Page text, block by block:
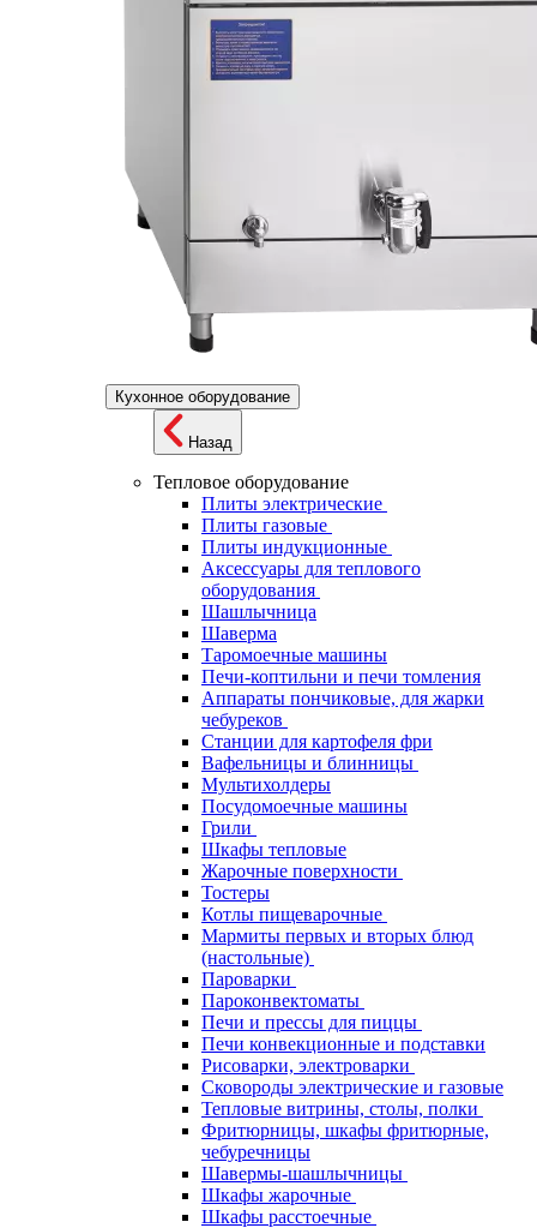
Кухонное оборудование
Назад
Тепловое оборудование
Плиты электрические
Плиты газовые
Плиты индукционные
Аксессуары для теплового
оборудования
Шашлычница
Шаверма
Таромоечные машины
Печи-коптильни и печи томления
Аппараты пончиковые, для жарки
чебуреков
Станции для картофеля фри
Вафельницы и блинницы
Мультихолдеры
Посудомоечные машины
Грили
Шкафы тепловые
Жарочные поверхности
Тостеры
Котлы пищеварочные
Мармиты первых и вторых блюд
(настольные)
Пароварки
Пароконвектоматы
Печи и прессы для пиццы
Печи конвекционные и подставки
Рисоварки, электроварки
Сковороды электрические и газовые
Тепловые витрины, столы, полки
Фритюрницы, шкафы фритюрные,
чебуречницы
Шавермы-шашлычницы
Шкафы жарочные
Шкафы расстоечные